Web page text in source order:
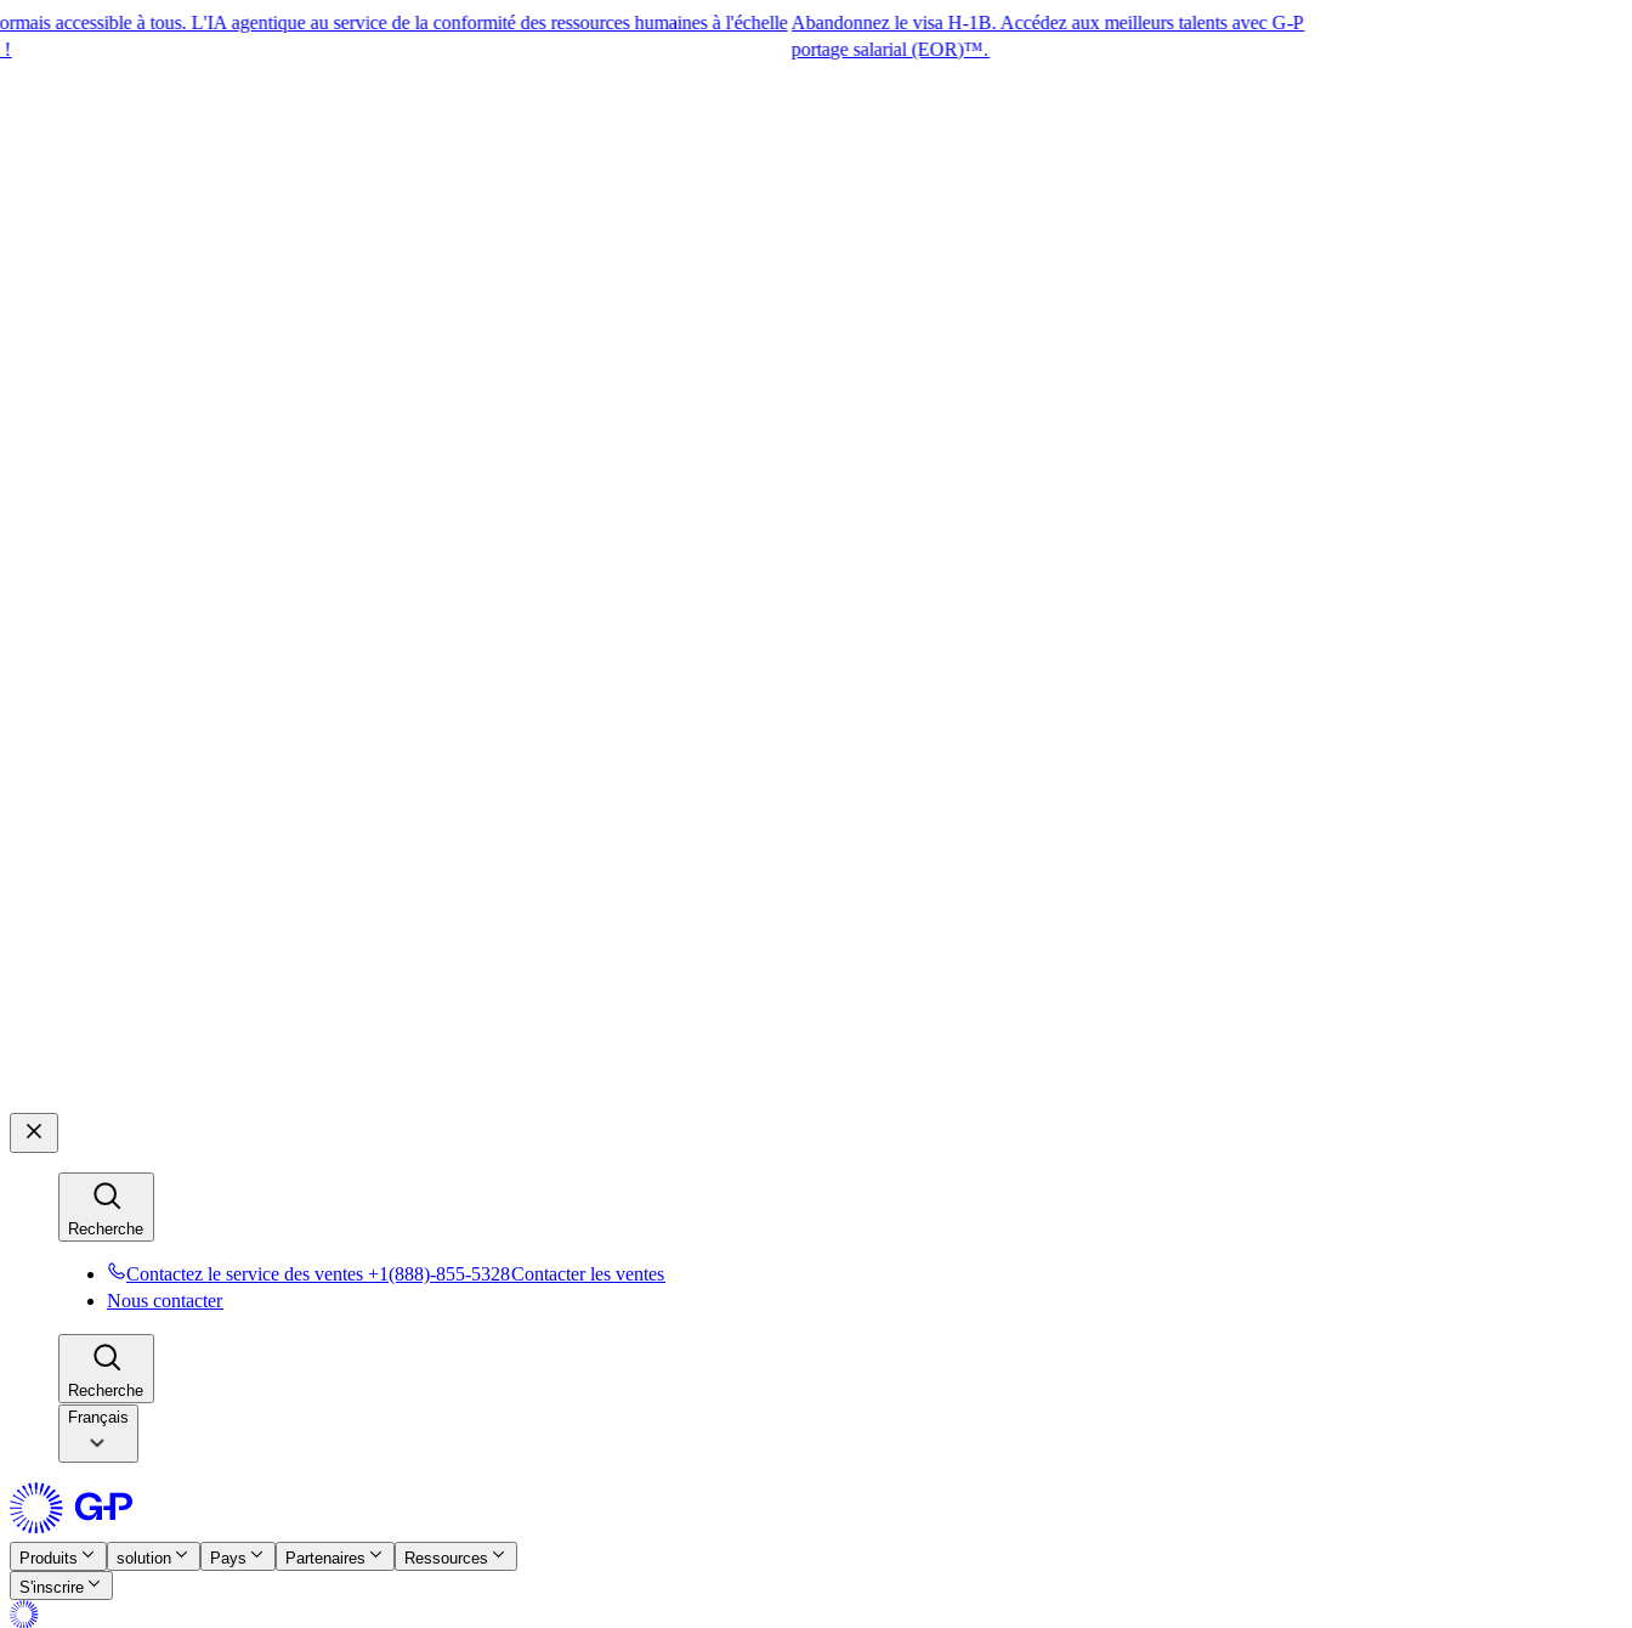
à tous. L'IA agentique au service de la conformité des ressources humaines à l'échelle Abandonnez le visa H-1B. Accédez aux meilleurs talents avec G-P
portage salarial (EOR)™.​​
Recherche​​
Contactez le service des ventes +1(888)-855-5328​​Contacter les ventes​​
Nous contacter​​
Recherche​​
Français
Produits​​ solution​​ Pays​​ Partenaires​​
Ressources​​
S'inscrire​​